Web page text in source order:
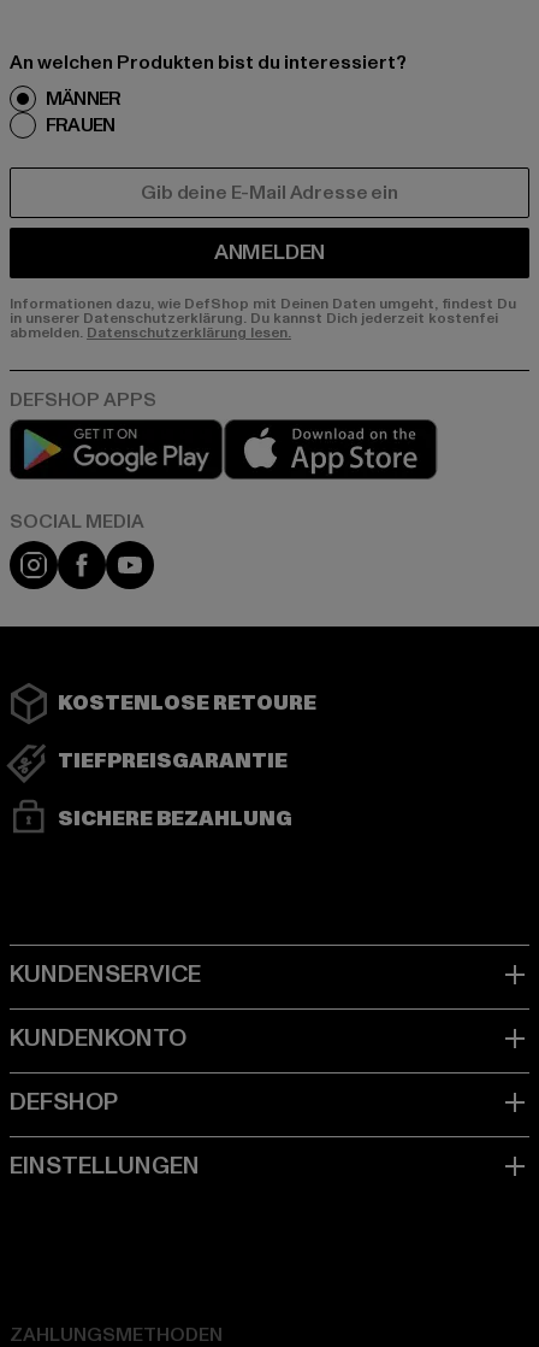
An welchen Produkten bist du interessiert?
MÄNNER
FRAUEN
ANMELDEN
Informationen dazu, wie DefShop mit Deinen Daten umgeht, findest Du
in unserer Datenschutzerklärung. Du kannst Dich jederzeit kostenfei
abmelden. Datenschutzerklärung lesen.
Play market
Instagram
FacebookYouTube
KOSTENLOSE RETOURE
TIEFPREISGARANTIE
SICHERE BEZAHLUNG
ZAHLUNGSMETHODEN